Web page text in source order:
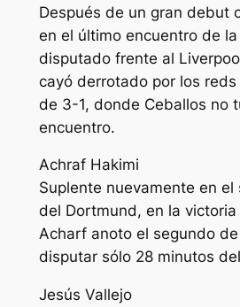
Después de un gran debut
en el último encuentro de
disputado frente al
cayó derrotado por los
de 3-1, donde Ceballos no
encuentro.
Achraf Hakimi
Suplente nuevamente en
del Dortmund, en la
Acharf anoto el segundo
disputar sólo 28 minutos
Jesús Vallejo